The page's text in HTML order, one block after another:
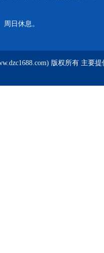
日休息。
版权所有 主要提